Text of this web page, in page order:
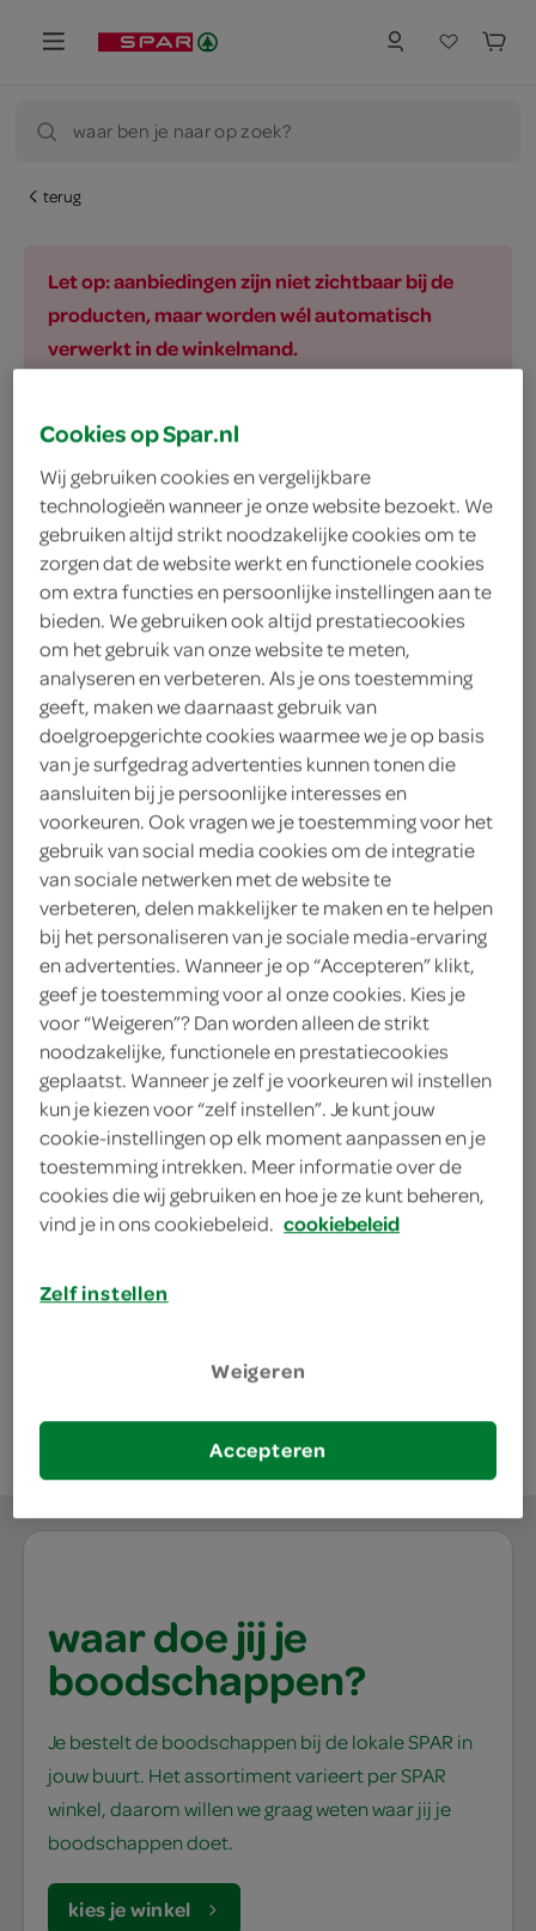
waar ben je naar op zoek?
terug
Let op: aanbiedingen zijn niet zichtbaar bij de
producten, maar worden wél automatisch
verwerkt in de winkelmand.
vegetarisch
filter
g'woon dikke bleek original
0.75 Liter
0.79 kies je SPAR
Mr. Shine ontvetter super
lemon
1 Liter
3.39 kies je SPAR
g'woon bleek eucalyptus
750 Gram
0.95 kies je SPAR
2.49 kies je SPAR
waar doe jij je
boodschappen?
Je bestelt de boodschappen bij de lokale SPAR in
jouw buurt. Het assortiment varieert per SPAR
winkel, daarom willen we graag weten waar jij je
boodschappen doet.
kies je winkel
Cookies op Spar.nl
Wij gebruiken cookies en vergelijkbare
technologieën wanneer je onze website bezoekt. We
gebruiken altijd strikt noodzakelijke cookies om te
zorgen dat de website werkt en functionele cookies
om extra functies en persoonlijke instellingen aan te
bieden. We gebruiken ook altijd prestatiecookies
om het gebruik van onze website te meten,
analyseren en verbeteren. Als je ons toestemming
geeft, maken we daarnaast gebruik van
doelgroepgerichte cookies waarmee we je op basis
van je surfgedrag advertenties kunnen tonen die
aansluiten bij je persoonlijke interesses en
voorkeuren. Ook vragen we je toestemming voor het
gebruik van social media cookies om de integratie
van sociale netwerken met de website te
verbeteren, delen makkelijker te maken en te helpen
bij het personaliseren van je sociale media-ervaring
en advertenties. Wanneer je op “Accepteren” klikt,
geef je toestemming voor al onze cookies. Kies je
voor “Weigeren”? Dan worden alleen de strikt
noodzakelijke, functionele en prestatiecookies
geplaatst. Wanneer je zelf je voorkeuren wil instellen
kun je kiezen voor “zelf instellen”. Je kunt jouw
cookie-instellingen op elk moment aanpassen en je
toestemming intrekken. Meer informatie over de
cookies die wij gebruiken en hoe je ze kunt beheren,
vind je in ons cookiebeleid. cookiebeleid
Zelf instellen
Weigeren
Accepteren